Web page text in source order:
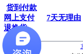
货到付款
网上支付
7天无理由
退换货